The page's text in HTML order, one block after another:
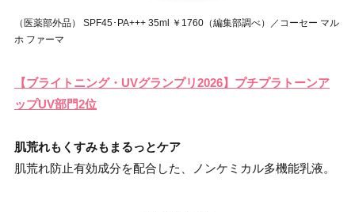
（医薬部外品） SPF45･PA+++ 35ml ￥1760（編集部調べ）／コーセー マル
ホ ファーマ
【ブライトニング・UVグランプリ2026】プチプラトーンア
ップUV部門2位
肌荒れもくすみもまるっとケア
肌荒れ防止有効成分を配合した、ノンケミカル多機能乳液。